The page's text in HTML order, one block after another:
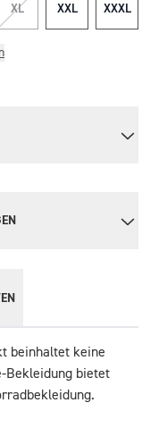
XL XXL XXXL
beinhaltet keine
Bekleidung bietet